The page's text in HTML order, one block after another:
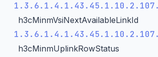
h3cMinmVsiNextAvailableLinkId
h3cMinmUplinkRowStatus